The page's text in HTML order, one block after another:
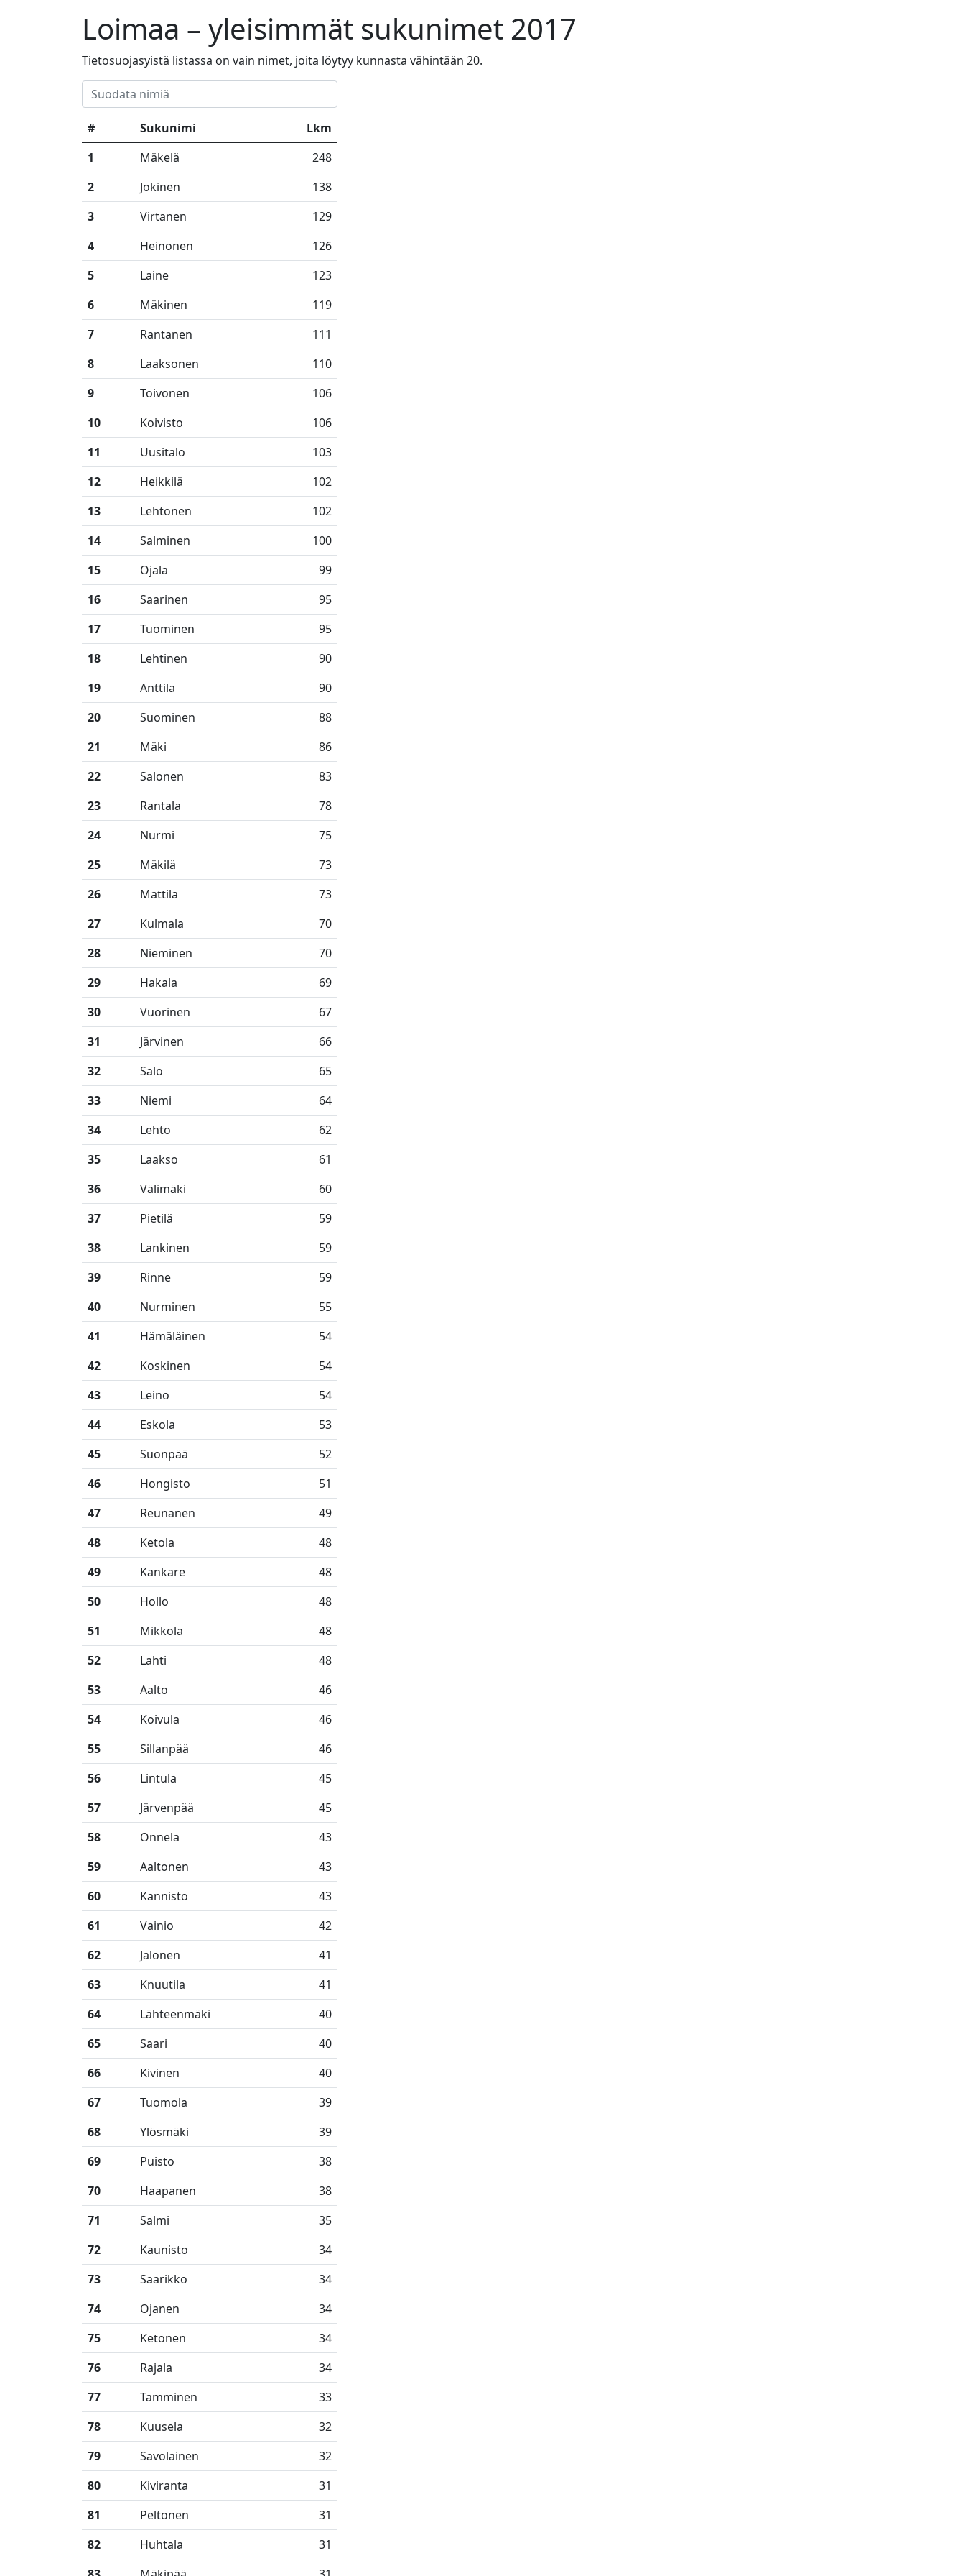
Loimaa – yleisimmät sukunimet 2017
Tietosuojasyistä listassa on vain nimet, joita löytyy kunnasta vähintään 20.
# Sukunimi
Lkm
1
Mäkelä
248
2
Jokinen
138
3
Virtanen
129
4
Heinonen
126
5
Laine
123
6
Mäkinen
119
7
Rantanen
111
8
Laaksonen
110
9
Toivonen
106
10
Koivisto
106
11
Uusitalo
103
12
Heikkilä
102
13
Lehtonen
102
14
Salminen
100
15
Ojala
99
16
Saarinen
95
17
Tuominen
95
18
Lehtinen
90
19
Anttila
90
20
Suominen
88
21
Mäki
86
22
Salonen
83
23
Rantala
78
24
Nurmi
75
25
Mäkilä
73
26
Mattila
73
27
Kulmala
70
28
Nieminen
70
29
Hakala
69
30
Vuorinen
67
31
Järvinen
66
32
Salo
65
33
Niemi
64
34
Lehto
62
35
Laakso
61
36
Välimäki
60
37
Pietilä
59
38
Lankinen
59
39
Rinne
59
40
Nurminen
55
41
Hämäläinen
54
42
Koskinen
54
43
Leino
54
44
Eskola
53
45
Suonpää
52
46
Hongisto
51
47
Reunanen
49
48
Ketola
48
49
Kankare
48
50
Hollo
48
51
Mikkola
48
52
Lahti
48
53
Aalto
46
54
Koivula
46
55
Sillanpää
46
56
Lintula
45
57
Järvenpää
45
58
Onnela
43
59
Aaltonen
43
60
Kannisto
43
61
Vainio
42
62
Jalonen
41
63
Knuutila
41
64
Lähteenmäki
40
65
Saari
40
66
Kivinen
40
67
Tuomola
39
68
Ylösmäki
39
69
Puisto
38
70
Haapanen
38
71
Salmi
35
72
Kaunisto
34
73
Saarikko
34
74
Ojanen
34
75
Ketonen
34
76
Rajala
34
77
Tamminen
33
78
Kuusela
32
79
Savolainen
32
80
Kiviranta
31
81
Peltonen
31
82
Huhtala
31